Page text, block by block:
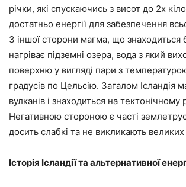
річки, які спускаючись з висот до 2х
достатньо енергії для забезпечення
З іншої сторони магма, що знаходиться
нагріває підземні озера, вода з який
поверхню у вигляді пари з
градусів по Цельсію. Загалом Ісландія
вулканів і знаходиться на тектонічному
Негативною стороною є часті
досить слабкі та не викликають
Історія Ісландії та альтернативної